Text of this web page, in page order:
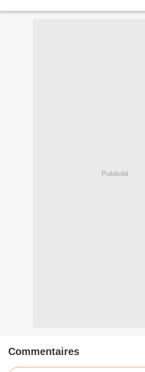
Publicité
Commentaires